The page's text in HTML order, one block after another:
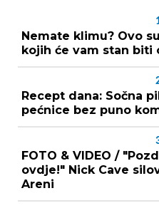
Nemate klimu? Ovo
kojih će vam stan biti
Recept dana: Sočna
pećnice bez puno
FOTO & VIDEO /
ovdje!" Nick Cave
Areni